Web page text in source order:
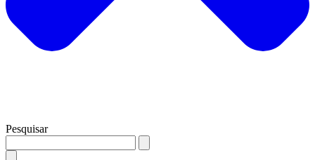
Pesquisar